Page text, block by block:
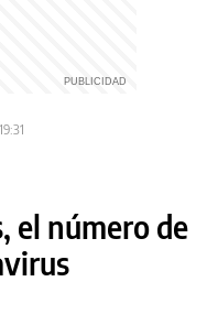
el número de